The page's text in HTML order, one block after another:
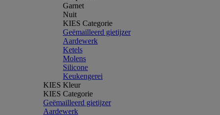
Garnet
Nuit
KIES Categorie
Geëmailleerd gietijzer
Aardewerk
Ketels
Molens
Silicone
Keukengerei
KIES Kleur
KIES Categorie
Geëmailleerd gietijzer
Aardewerk